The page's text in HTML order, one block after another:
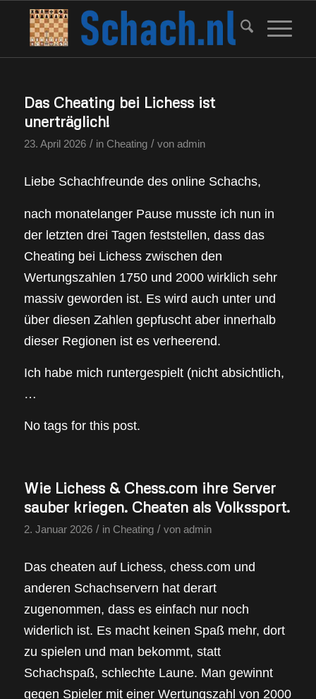
Das Cheating bei Lichess ist
unerträglich!
23. April 2026 / in Cheating / von admin
Liebe Schachfreunde des online Schachs,
nach monatelanger Pause musste ich nun in
der letzten drei Tagen feststellen, dass das
Cheating bei Lichess zwischen den
Wertungszahlen 1750 und 2000 wirklich sehr
massiv geworden ist. Es wird auch unter und
über diesen Zahlen gepfuscht aber innerhalb
dieser Regionen ist es verheerend.
Ich habe mich runtergespielt (nicht absichtlich,
…
No tags for this post.
Wie Lichess & Chess.com ihre Server
sauber kriegen. Cheaten als Volkssport.
2. Januar 2026 / in Cheating / von admin
Das cheaten auf Lichess, chess.com und
anderen Schachservern hat derart
zugenommen, dass es einfach nur noch
widerlich ist. Es macht keinen Spaß mehr, dort
zu spielen und man bekommt, statt
Schachspaß, schlechte Laune. Man gewinnt
gegen Spieler mit einer Wertungszahl von 2000